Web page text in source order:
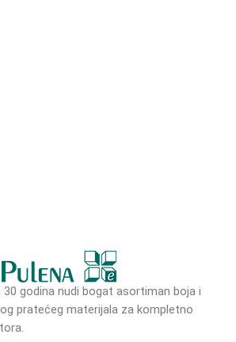
30 godina nudi bogat asortiman boja i
pratećeg materijala za kompletno